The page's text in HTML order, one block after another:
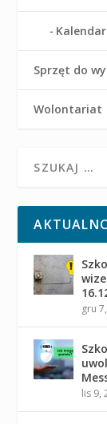
Sprzęt do
Wolontariat
gru
lis 9,